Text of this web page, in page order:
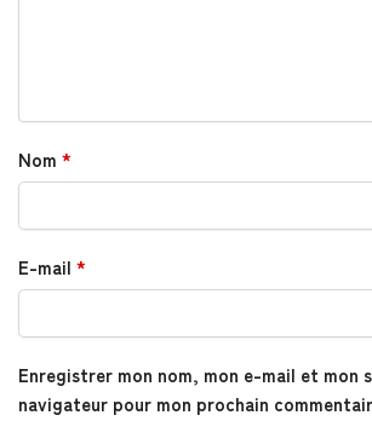
Nom *
E-mail *
Enregistrer mon nom, mon e-mail et mon
navigateur pour mon prochain